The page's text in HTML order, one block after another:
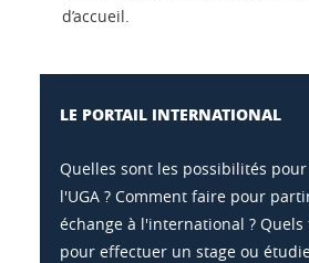
d’accueil.
LE PORTAIL INTERNATIONAL
Quelles sont les possibilités
l'UGA ? Comment faire pour
échange à l'international ? Quels
pour effectuer un stage ou